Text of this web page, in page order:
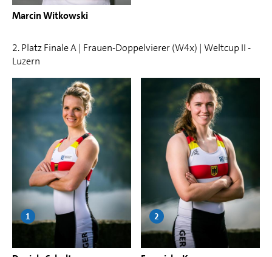
Marcin Witkowski
2. Platz Finale A | Frauen-Doppelvierer (W4x) | Weltcup II -
Luzern
1 2